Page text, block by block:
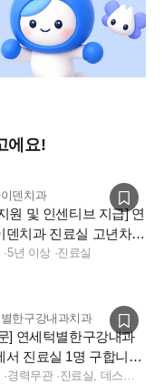
에요!
덴치과
원 및 인센티브 지급] 연
덴치과 진료실 고년차
가 채용
·5년 이상 ·진료실
한구강내과치과
] 연세턱별한구강내과
서 진료실 1명 구합니다.
요진료X
·경력무관·